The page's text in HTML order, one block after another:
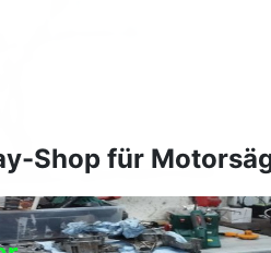
Shop für